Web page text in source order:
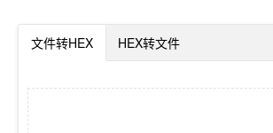
文件转HEX HEX转文件